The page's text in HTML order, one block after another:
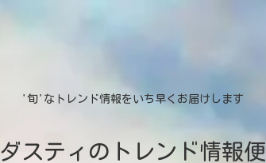
'旬'なトレンド情報をいち早くお届けします
ダスティのトレンド情報便